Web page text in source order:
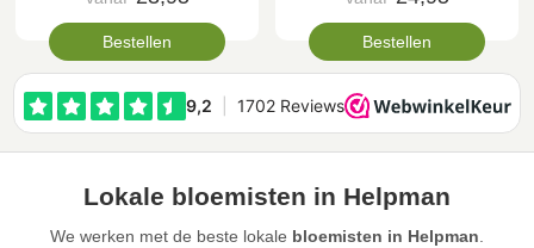
Bestellen Bestellen
Lokale bloemisten in Helpman
We werken met de beste lokale bloemisten in Helpman